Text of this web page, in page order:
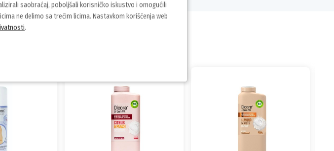
saobraćaj, poboljšali korisničko iskustvo i omogućili
ne delimo sa trećim licima. Nastavkom korišćenja web
.